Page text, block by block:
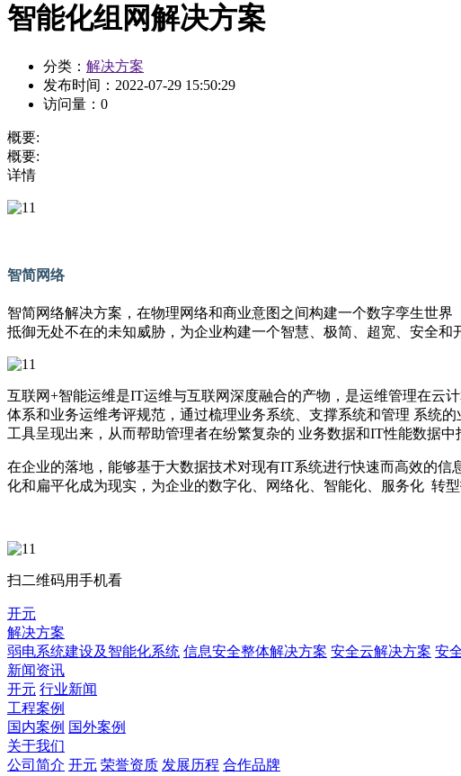
智能化组网解决方案
分类： 解决方案
发布时间： 2022-07-29 15:50:29
访问量： 0
概要:
概要:
详情
智简网络
智简网络解决方案，在物理网络和商业意图之间构建一个数字孪生世
抵御无处不在的未知威胁，为企业构建一个智慧、极简、超宽、安全和
互联网+智能运维是IT运维与互联网深度融合的产物，是运维管理在云
体系和业务运维考评规范，通过梳理业务系统、支撑系统和管理 系统
工具呈现出来，从而帮助管理者在纷繁复杂的 业务数据和IT性能数据
在企业的落地，能够基于大数据技术对现有IT系统进行快速而高效的
化和扁平化成为现实，为企业的数字化、网络化、智能化、服务化 转型
扫二维码用手机看
开元
解决方案
弱电系统建设及智能化系统 信息安全整体解决方案 安全云解决方案 安
新闻资讯
开元 行业新闻
工程案例
国内案例 国外案例
关于我们
公司简介 开元 荣誉资质 发展历程 合作品牌